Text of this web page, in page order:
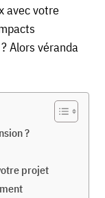
avec votre
Alors véranda
?
projet